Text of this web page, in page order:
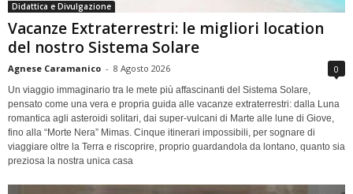
Didattica e Divulgazione
Vacanze Extraterrestri: le migliori location
del nostro Sistema Solare
Agnese Caramanico - 8 Agosto 2026 0
Un viaggio immaginario tra le mete più affascinanti del Sistema Solare,
pensato come una vera e propria guida alle vacanze extraterrestri: dalla Luna
romantica agli asteroidi solitari, dai super-vulcani di Marte alle lune di Giove,
fino alla “Morte Nera” Mimas. Cinque itinerari impossibili, per sognare di
viaggiare oltre la Terra e riscoprire, proprio guardandola da lontano, quanto sia
preziosa la nostra unica casa